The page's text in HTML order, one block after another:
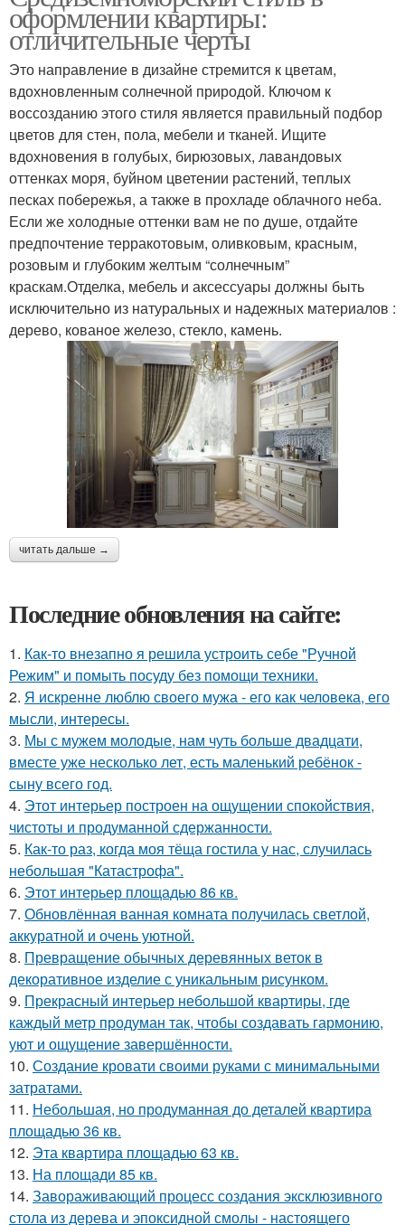
оформлении квартиры:
отличительные черты
Это направление в дизайне стремится к цветам,
вдохновленным солнечной природой. Ключом к
воссозданию этого стиля является правильный подбор
цветов для стен, пола, мебели и тканей. Ищите
вдохновения в голубых, бирюзовых, лавандовых
оттенках моря, буйном цветении растений, теплых
песках побережья, а также в прохладе облачного неба.
Если же холодные оттенки вам не по душе, отдайте
предпочтение терракотовым, оливковым, красным,
розовым и глубоким желтым “солнечным”
краскам.Отделка, мебель и аксессуары должны быть
исключительно из натуральных и надежных материалов :
дерево, кованое железо, стекло, камень.
читать дальше →
Последние обновления на сайте:
1. Как-то внезапно я решила устроить себе "Ручной
Режим" и помыть посуду без помощи техники.
2. Я искренне люблю своего мужа - его как человека, его
мысли, интересы.
3. Мы с мужем молодые, нам чуть больше двадцати,
вместе уже несколько лет, есть маленький ребёнок -
сыну всего год.
4. Этот интерьер построен на ощущении спокойствия,
чистоты и продуманной сдержанности.
5. Как-то раз, когда моя тёща гостила у нас, случилась
небольшая "Катастрофа".
6. Этот интерьер площадью 86 кв.
7. Обновлённая ванная комната получилась светлой,
аккуратной и очень уютной.
8. Превращение обычных деревянных веток в
декоративное изделие с уникальным рисунком.
9. Прекрасный интерьер небольшой квартиры, где
каждый метр продуман так, чтобы создавать гармонию,
уют и ощущение завершённости.
10. Создание кровати своими руками с минимальными
затратами.
11. Небольшая, но продуманная до деталей квартира
площадью 36 кв.
12. Эта квартира площадью 63 кв.
13. На площади 85 кв.
14. Завораживающий процесс создания эксклюзивного
стола из дерева и эпоксидной смолы - настоящего